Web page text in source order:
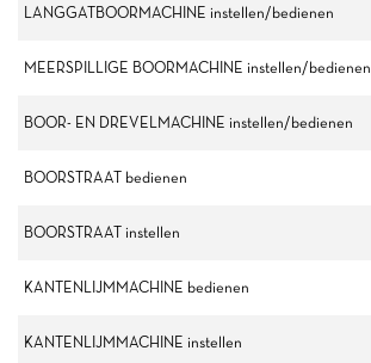
LANGGATBOORMACHINE instellen/bedienen
MEERSPILLIGE BOORMACHINE instellen/bedienen
BOOR- EN DREVELMACHINE instellen/bedienen
BOORSTRAAT bedienen
BOORSTRAAT instellen
KANTENLIJMMACHINE bedienen
KANTENLIJMMACHINE instellen